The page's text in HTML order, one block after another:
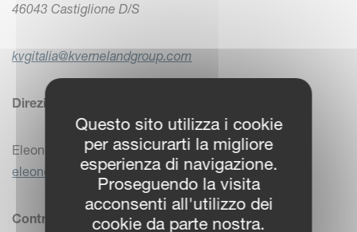
46043 Castiglione D/S
kvgitalia@kvernelandgroup.com
Direzione Generale
Eleonora Benassi, Managing Director
eleonora.benassi@kvernelandgroup.com
Controller
Questo sito utilizza i cookie
per assicurarti la migliore
esperienza di navigazione.
Proseguendo la visita
acconsenti all'utilizzo dei
cookie da parte nostra.